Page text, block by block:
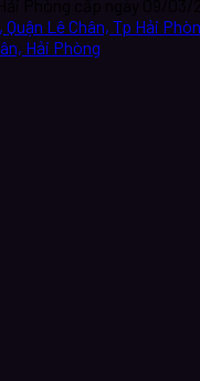
Lê Chân, Tp Hải
Hải Phòng